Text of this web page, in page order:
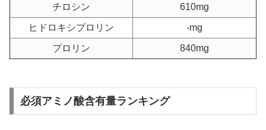
チロシン 610mg
ヒドロキシプロリン -mg
プロリン 840mg
必須アミノ酸含有量ランキング